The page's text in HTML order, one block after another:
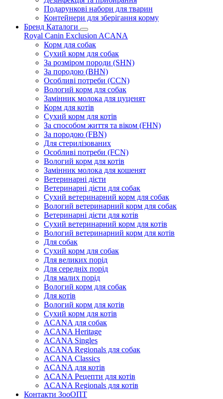
Подарункові набори для тварин
Контейнери для зберігання корму
Бренд Каталоги
Royal Canin Exclusion ACANA
Корм для собак
Сухий корм для собак
За розміром породи (SHN)
За породою (BHN)
Особливі потреби (CCN)
Вологий корм для собак
Замінник молока для цуценят
Корм для котів
Сухий корм для котів
За способом життя та віком (FHN)
За породою (FBN)
Для стерилізованих
Особливі потреби (FCN)
Вологий корм для котів
Замінник молока для кошенят
Ветеринарні дієти
Ветеринарні дієти для собак
Сухий ветеринарний корм для собак
Вологий ветеринарний корм для собак
Ветеринарні дієти для котів
Сухий ветеринарний корм для котів
Вологий ветеринарний корм для котів
Для собак
Сухий корм для собак
Для великих порід
Для середніх порід
Для малих порід
Вологий корм для собак
Для котів
Вологий корм для котів
Сухий корм для котів
ACANA для собак
ACANA Heritage
ACANA Singles
ACANA Regionals для собак
ACANA Classics
ACANA для котів
ACANA Рецепти для котів
ACANA Regionals для котів
Контакти ЗооОПТ